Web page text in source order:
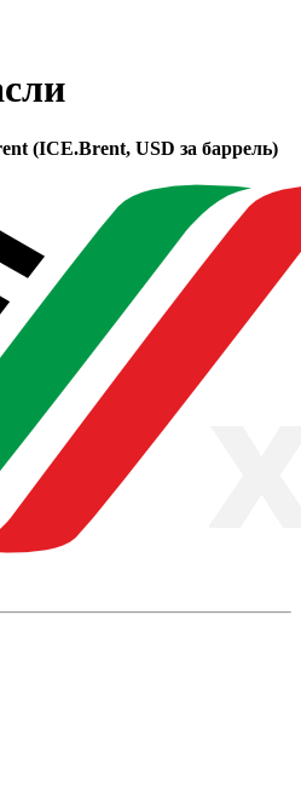
(ICE.Brent, USD за баррель)